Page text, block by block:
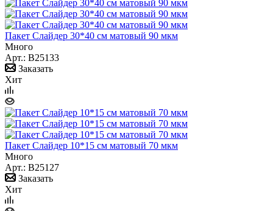
Пакет Слайдер 30*40 см матовый 90 мкм
Много
Арт.: B25133
Заказать
Хит
Пакет Слайдер 10*15 см матовый 70 мкм
Много
Арт.: B25127
Заказать
Хит